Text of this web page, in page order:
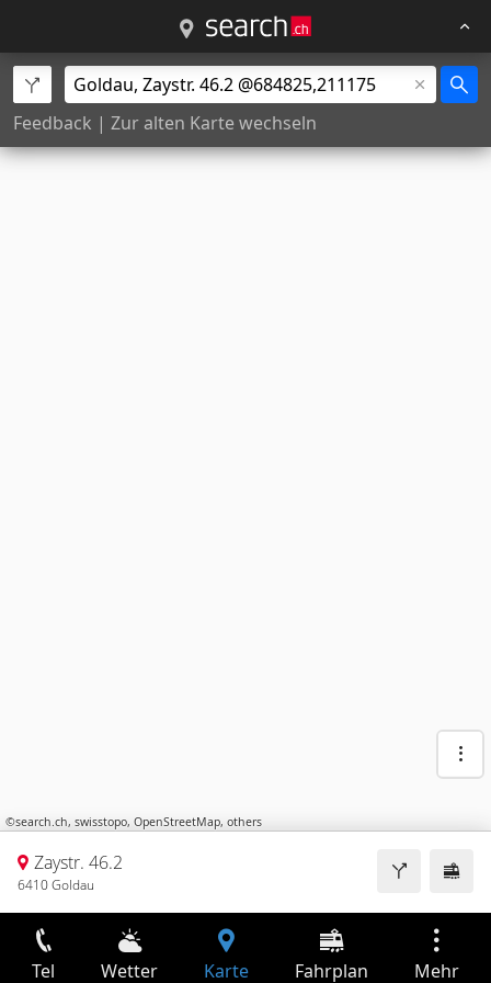
Feedback | Zur alten Karte wechseln
©search.ch, swisstopo, OpenStreetMap, others
Zaystr. 46.2
6410 Goldau
Tel Wetter Karte Fahrplan Mehr